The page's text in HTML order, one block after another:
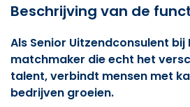
Beschrijving van de
Als Senior Uitzendconsulent bij
matchmaker die echt het
talent, verbindt mensen met
bedrijven groeien.